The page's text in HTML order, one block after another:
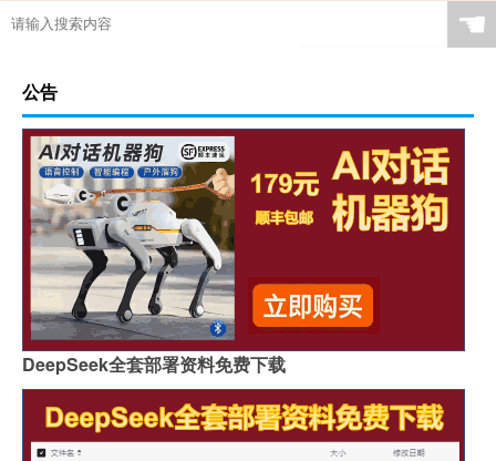
☚
公告
DeepSeek全套部署资料免费下载